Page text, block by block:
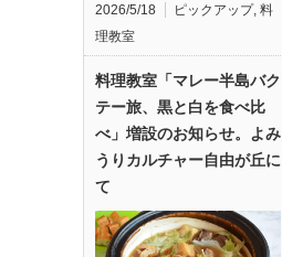
2026/5/18 ピックアップ, 料
理教室
料理教室「マレー半島バク
テー旅、黒と白を食べ比
べ」増設のお知らせ。よみ
うりカルチャー自由が丘に
て